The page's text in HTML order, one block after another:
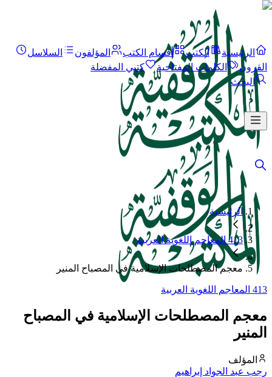
الرئيسية الكتب أقسام الكتب المؤلفون
السلاسل
القرون
الكلمات المفتاحية
كتبي المفضلة
البحث
الرئيسية
413 المعاجم اللغوية العربية
معجم المصطلحات الإسلامية في المصباح المنير
413 المعاجم اللغوية العربية
معجم المصطلحات الإسلامية في المصباح
المنير
المؤلف
رجب عبد الجواد إبراهيم